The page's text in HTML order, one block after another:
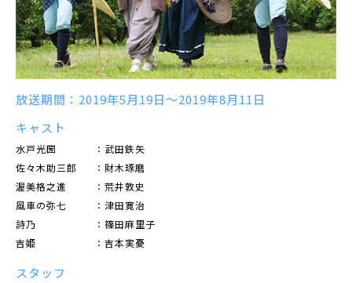
放送期間：2019年5月19日～2019年8月11日
キャスト
水戸光圀
：武田鉄矢
佐々木助三郎
：財木琢磨
渥美格之進
：荒井敦史
風車の弥七
：津田寛治
詩乃
：篠田麻里子
吉姫
：吉本実憂
スタッフ